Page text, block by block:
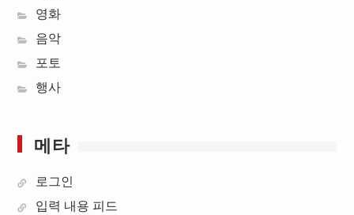
영화
음악
포토
행사
메타
로그인
입력 내용 피드